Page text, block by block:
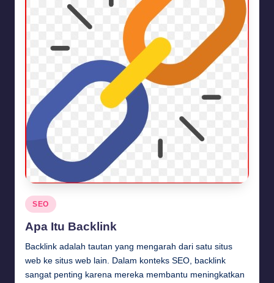
Posted
in
SEO
Apa Itu Backlink
Backlink adalah tautan yang mengarah dari satu situs
web ke situs web lain. Dalam konteks SEO, backlink
sangat penting karena mereka membantu meningkatkan